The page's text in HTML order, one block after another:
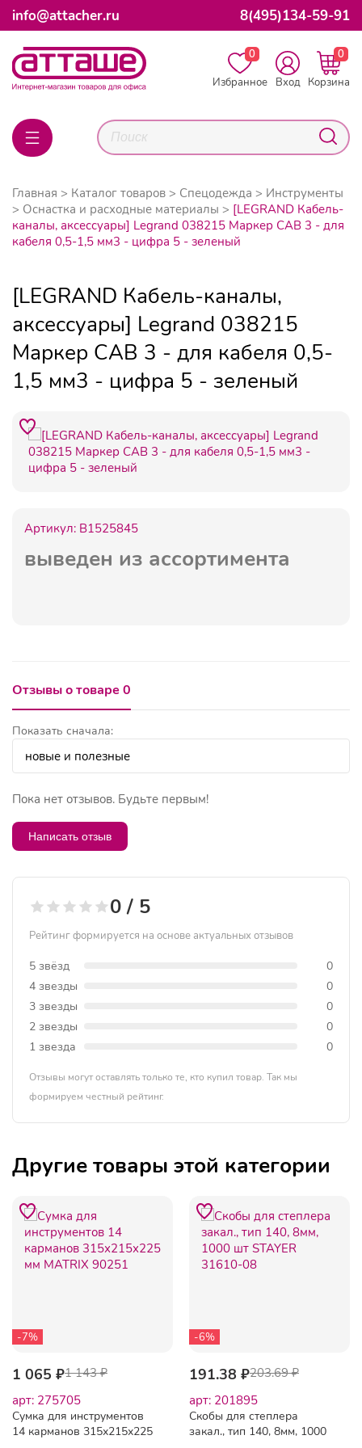
info@attacher.ru 8(495)134-59-91
0
Избранное
Вход
0
Корзина
Главная Каталог товаров Спецодежда
Инструменты
Оснастка и расходные материалы
[LEGRAND Кабель-
каналы, аксессуары] Legrand 038215 Маркер CAB 3 - для
кабеля 0,5-1,5 мм3 - цифра 5 - зеленый
[LEGRAND Кабель-каналы,
аксессуары] Legrand 038215
Маркер CAB 3 - для кабеля 0,5-
1,5 мм3 - цифра 5 - зеленый
Артикул: B1525845
выведен из ассортимента
Отзывы о товаре 0
Показать сначала:
Пока нет отзывов. Будьте первым!
Написать отзыв
0 / 5
Рейтинг формируется на основе актуальных отзывов
5 звёзд
0
4 звезды
0
3 звезды
0
2 звезды
0
1 звезда
0
Отзывы могут оставлять только те, кто купил товар. Так мы
формируем честный рейтинг.
Другие товары этой категории
-7%
1 065 ₽1 143 ₽
арт: 275705
Сумка для инструментов
14 карманов 315х215х225
-6%
191.38 ₽203.69 ₽
арт: 201895
Скобы для степлера
закал., тип 140, 8мм, 1000